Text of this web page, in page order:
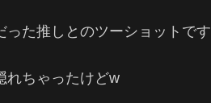
った推しとのツーショットです
れちゃったけどw